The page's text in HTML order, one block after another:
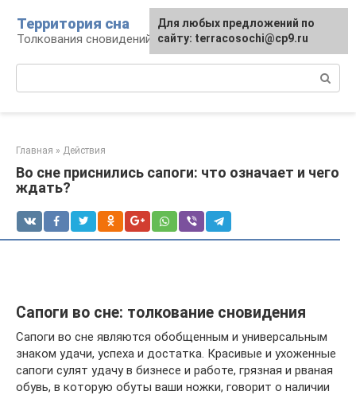
контенту
Территория сна
Толкования сновидений
Главная » Действия
Во сне приснились сапоги: что означает и чего
ждать?
Сапоги во сне: толкование сновидения
Сапоги во сне являются обобщенным и универсальным
знаком удачи, успеха и достатка. Красивые и ухоженные
сапоги сулят удачу в бизнесе и работе, грязная и рваная
обувь, в которую обуты ваши ножки, говорит о наличии
Для любых предложений по
сайту: terracosochi@cp9.ru